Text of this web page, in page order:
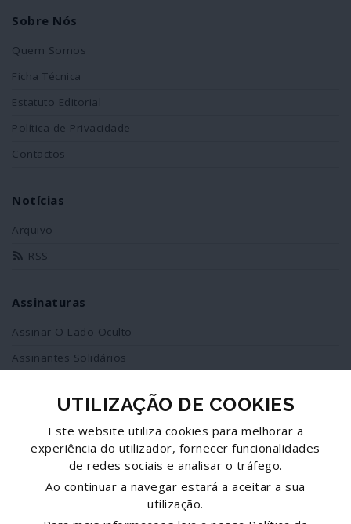
Sobre Nós
Quem Somos
Ficha Técnica
Estatuto Editorial
Política de Privacidade
Contactos
Notícias
Arquivo
RSS
Assinaturas
Assinar O Lado Oculto
Assinantes Solidários
Redes Sociais
Siga-nos no facebook
UTILIZAÇÃO DE COOKIES
Este website utiliza cookies para melhorar a
experiência do utilizador, fornecer funcionalidades
de redes sociais e analisar o tráfego.
Ao continuar a navegar estará a aceitar a sua
utilização.